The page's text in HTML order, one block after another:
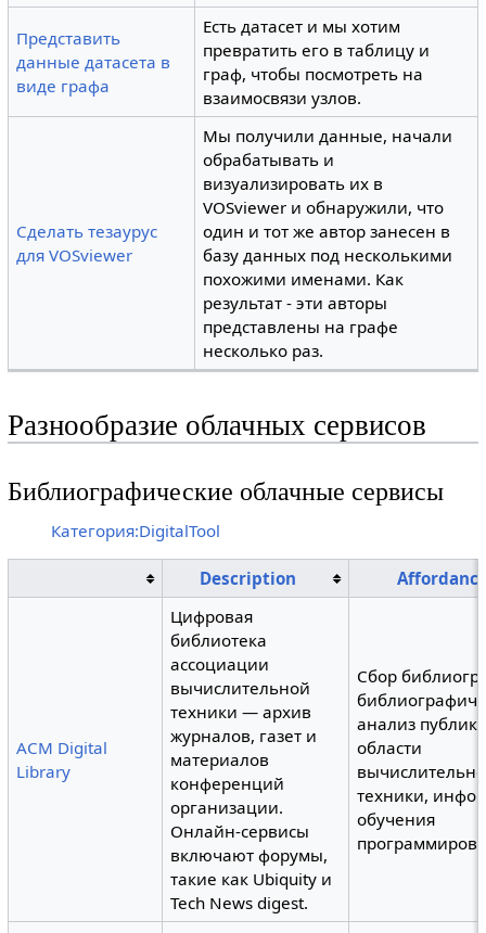
Представить
данные датасета в
виде графа
Есть датасет и мы хотим
превратить его в таблицу и
граф, чтобы посмотреть на
взаимосвязи узлов.
Сделать тезаурус
для VOSviewer
Мы получили данные, начали
обрабатывать и
визуализировать их в
VOSviewer и обнаружили, что
один и тот же автор занесен в
базу данных под несколькими
похожими именами. Как
результат - эти авторы
представлены на графе
несколько раз.
Разнообразие облачных сервисов
Библиографические облачные сервисы
Категория:DigitalTool
Description
ACM Digital
Library
Цифровая
библиотека
ассоциации
вычислительной
техники — архив
журналов, газет и
материалов
конференций
организации.
Онлайн-сервисы
включают форумы,
такие как Ubiquity и
Tech News digest.
Сбор
анализ
области
техники,
обучения